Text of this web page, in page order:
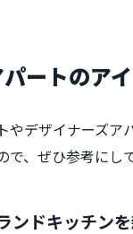
ートのア
デザイナーズ
、ぜひ参考にし
ドキッチンを